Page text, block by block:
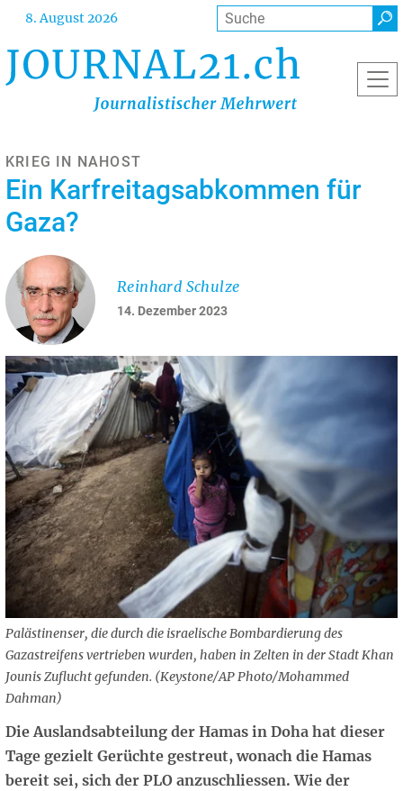
Direkt
Inhalt
8. August 2026 Suche
KRIEG IN NAHOST
Ein Karfreitagsabkommen für
Gaza?
14. Dezember 2023
Reinhard Schulze
Palästinenser, die durch die israelische Bombardierung des
Gazastreifens vertrieben wurden, haben in Zelten in der Stadt Khan
Jounis Zuflucht gefunden. (Keystone/AP Photo/Mohammed
Dahman)
Die Auslandsabteilung der Hamas in Doha hat dieser
Tage gezielt Gerüchte gestreut, wonach die Hamas
bereit sei, sich der PLO anzuschliessen. Wie der